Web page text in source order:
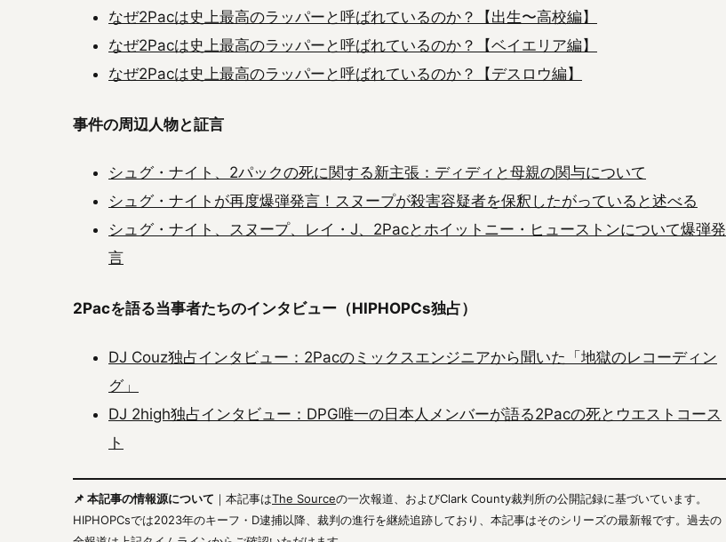
なぜ2Pacは史上最高のラッパーと呼ばれているのか？【出生〜高校編】
なぜ2Pacは史上最高のラッパーと呼ばれているのか？【ベイエリア編】
なぜ2Pacは史上最高のラッパーと呼ばれているのか？【デスロウ編】
事件の周辺人物と証言
シュグ・ナイト、2パックの死に関する新主張：ディディと母親の関与について
シュグ・ナイトが再度爆弾発言！スヌープが殺害容疑者を保釈したがっていると述べる
シュグ・ナイト、スヌープ、レイ・J、2Pacとホイットニー・ヒューストンについて爆弾発
言
2Pacを語る当事者たちのインタビュー（HIPHOPCs独占）
DJ Couz独占インタビュー：2Pacのミックスエンジニアから聞いた「地獄のレコーディン
グ」
DJ 2high独占インタビュー：DPG唯一の日本人メンバーが語る2Pacの死とウエストコース
ト
📌 本記事の情報源について ｜本記事はThe Sourceの一次報道、およびClark County裁判所の公開記録に基づいています。
HIPHOPCsでは2023年のキーフ・D逮捕以降、裁判の進行を継続追跡しており、本記事はそのシリーズの最新報です。過去の